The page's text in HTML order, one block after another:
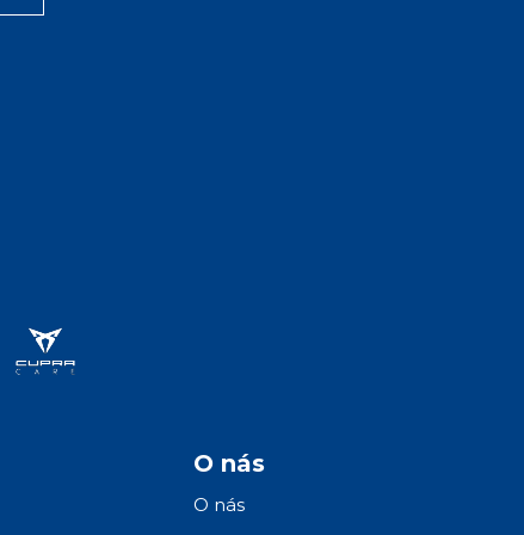
O nás
O nás